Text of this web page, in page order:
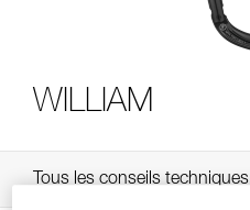
WILLIAM
Tous les conseils techniques